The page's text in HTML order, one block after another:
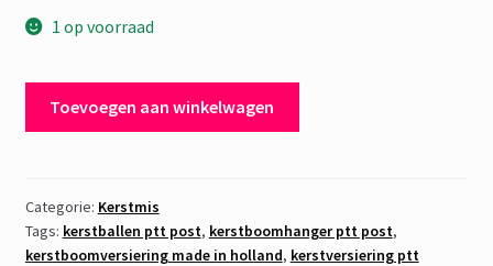
1 op voorraad
aantal
Toevoegen aan winkelwagen
Categorie: Kerstmis
Tags: kerstballen ptt post, kerstboomhanger ptt post,
kerstboomversiering made in holland, kerstversiering ptt